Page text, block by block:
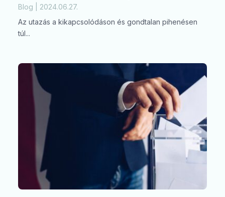
Blog | 2024.06.27.
Az utazás a kikapcsolódáson és gondtalan pihenésen
túl...